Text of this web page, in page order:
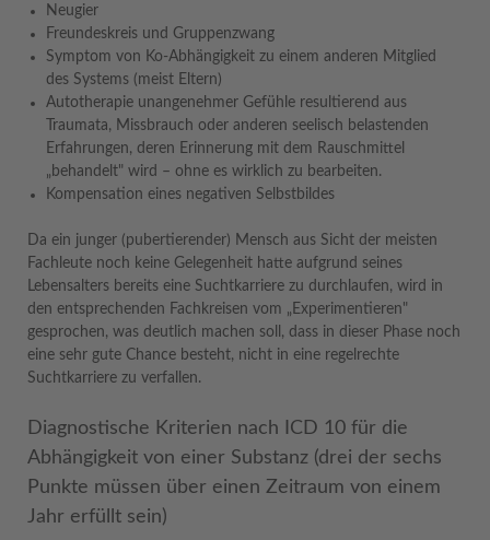
Neugier
Freundeskreis und Gruppenzwang
Symptom von Ko-Abhängigkeit zu einem anderen Mitglied
des Systems (meist Eltern)
Autotherapie unangenehmer Gefühle resultierend aus
Traumata, Missbrauch oder anderen seelisch belastenden
Erfahrungen, deren Erinnerung mit dem Rauschmittel
„behandelt" wird – ohne es wirklich zu bearbeiten.
Kompensation eines negativen Selbstbildes
Da ein junger (pubertierender) Mensch aus Sicht der meisten
Fachleute noch keine Gelegenheit hatte aufgrund seines
Lebensalters bereits eine Suchtkarriere zu durchlaufen, wird in
den entsprechenden Fachkreisen vom „Experimentieren"
gesprochen, was deutlich machen soll, dass in dieser Phase noch
eine sehr gute Chance besteht, nicht in eine regelrechte
Suchtkarriere zu verfallen.
Diagnostische Kriterien nach ICD 10 für die
Abhängigkeit von einer Substanz (drei der sechs
Punkte müssen über einen Zeitraum von einem
Jahr erfüllt sein)